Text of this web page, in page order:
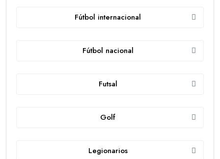
Fútbol internacional
Fútbol nacional
Futsal
Golf
Legionarios